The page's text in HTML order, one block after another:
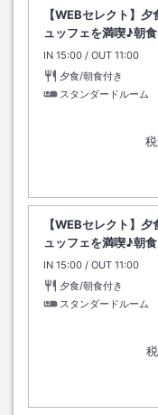
【WEBセレクト】
ュッフェを満喫♪朝
IN チェックイン
15:00 / OUT チェック
11:00
夕食/朝食付き
スタンダードルーム
【WEBセレクト】
ュッフェを満喫♪朝
IN チェックイン
15:00 / OUT チェック
11:00
夕食/朝食付き
スタンダードルーム